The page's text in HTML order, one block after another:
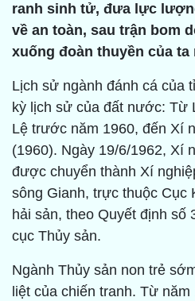
ranh sinh tử, đưa lực
về an toàn, sau trận bom
xuống đoàn thuyền của ta
Lịch sử ngành đánh cá của
kỳ lịch sử của đất nước: Từ
Lệ trước năm 1960, đến Xí
(1960). Ngày 19/6/1962, Xí
được chuyển thành Xí
sông Gianh, trực thuộc Cục
hải sản, theo Quyết định số
cục Thủy sản.
Ngành Thủy sản non trẻ
liệt của chiến tranh. Từ